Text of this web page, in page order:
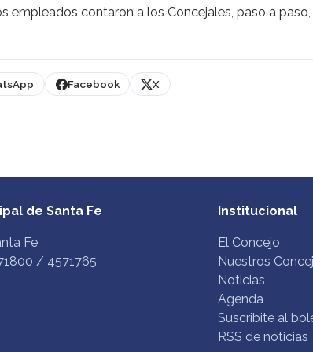
empleados contaron a los Concejales, paso a
Facebook X
de Santa Fe
Fe
/ 4571765
Institucional
El Concejo
Nuestros
Noticias
Agenda
Suscribite al
RSS de noticias